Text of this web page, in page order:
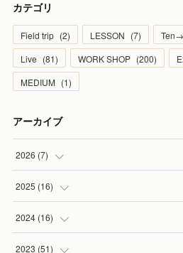
カテゴリ
Field trip (2) LESSON (7)
Live (81) WORK SHOP (200)
MEDIUM (1)
アーカイブ
2026 (7)
(1
(2
(2
2025 (16)
(2
(1
2024 (16)
(3
2023 (51)